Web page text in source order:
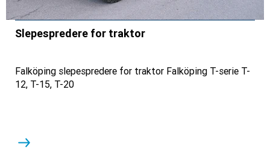
Slepespredere for traktor
Falköping slepespredere for traktor Falköping T-serie T-
12, T-15, T-20